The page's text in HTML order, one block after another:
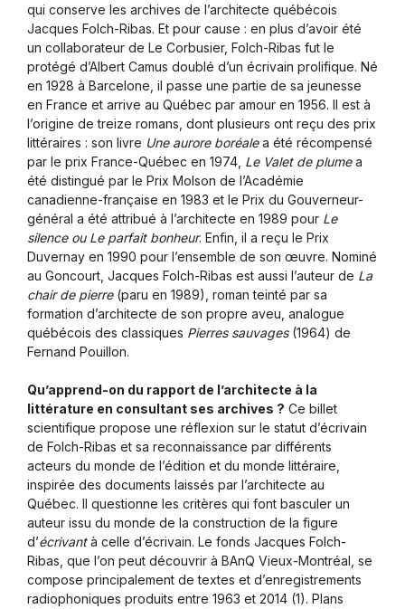
qui conserve les archives de l’architecte québécois
Jacques Folch-Ribas. Et pour cause : en plus d’avoir été
un collaborateur de Le Corbusier, Folch-Ribas fut le
protégé d’Albert Camus doublé d’un écrivain prolifique. Né
en 1928 à Barcelone, il passe une partie de sa jeunesse
en France et arrive au Québec par amour en 1956. Il est à
l’origine de treize romans, dont plusieurs ont reçu des prix
littéraires : son livre Une aurore boréalea été récompensé
par le prix France-Québec en 1974, Le Valet de plumea
été distingué par le Prix Molson de l’Académie
canadienne-française en 1983 et le Prix du Gouverneur-
général a été attribué à l’architecte en 1989 pour Le
silence ou Le parfait bonheur. Enfin, il a reçu le Prix
Duvernay en 1990 pour l’ensemble de son œuvre. Nominé
au Goncourt, Jacques Folch-Ribas est aussi l’auteur de La
chair de pierre(paru en 1989), roman teinté par sa
formation d’architecte de son propre aveu, analogue
québécois des classiques Pierres sauvages(1964) de
Fernand Pouillon.
Qu’apprend-on du rapport de l’architecte à la
littérature en consultant ses archives ? Ce billet
scientifique propose une réflexion sur le statut d’écrivain
de Folch-Ribas et sa reconnaissance par différents
acteurs du monde de l’édition et du monde littéraire,
inspirée des documents laissés par l’architecte au
Québec. Il questionne les critères qui font basculer un
auteur issu du monde de la construction de la figure
d’écrivantà celle d’écrivain. Le fonds Jacques Folch-
Ribas, que l’on peut découvrir à BAnQ Vieux-Montréal, se
compose principalement de textes et d’enregistrements
radiophoniques produits entre 1963 et 2014 (1). Plans